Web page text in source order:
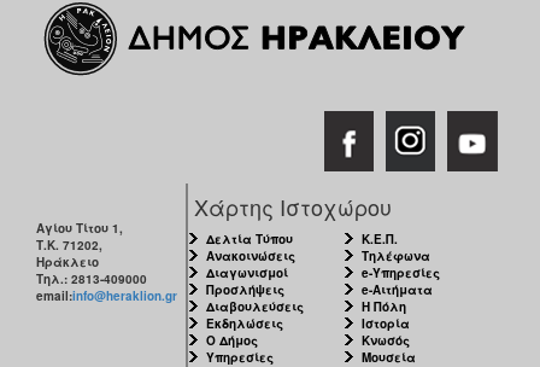
Αγίου Τίτου 1,
Τ.Κ. 71202,
Ηράκλειο
Τηλ.: 2813-409000
email:info@heraklion.gr
Χάρτης Ιστοχώρου
Δελτία Τύπου
Ανακοινώσεις
Διαγωνισμοί
Προσλήψεις
Διαβουλεύσεις
Εκδηλώσεις
Ο Δήμος
Υπηρεσίες
Κ.Ε.Π.
Τηλέφωνα
e-Υπηρεσίες
e-Αιτήματα
Η Πόλη
Ιστορία
Κνωσός
Μουσεία